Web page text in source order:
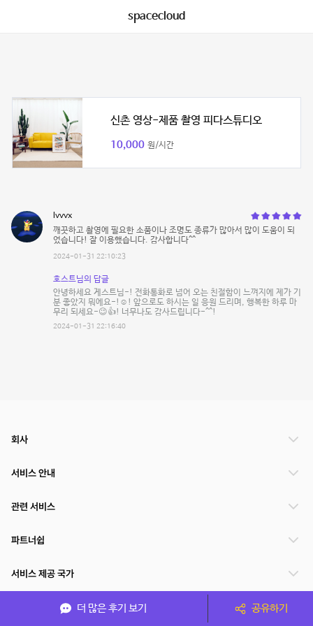
spacecloud
신촌 영상-제품 촬영 피다스튜디오
10,000 원/시간
lvvvx
깨끗하고 촬영에 필요한 소품이나 조명도 종류가 많아서 많이 도움이 되
었습니다! 잘 이용했습니다. 감사합니다^^
2024-01-31 22:10:23
호스트님의 답글
안녕하세요 게스트님-! 전화통화로 넘어 오는 친절함이 느껴지에 제가 기
분 좋았지 뭐에요-!☺️! 앞으로도 하시는 일 응원 드리며, 행복한 하루 마
무리 되세요-😉👍! 너무나도 감사드립니다-^^!
2024-01-31 22:16:40
더 많은 후기 보기 공유하기
회사
서비스 안내
관련 서비스
파트너쉽
서비스 제공 국가